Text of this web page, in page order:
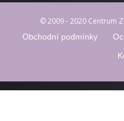
© 2009 - 2020 Centrum
Obchodní podmínky